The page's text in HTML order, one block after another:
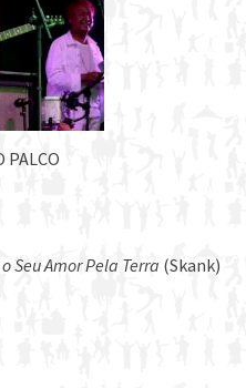
Seu Amor Pela Terra (Skank)